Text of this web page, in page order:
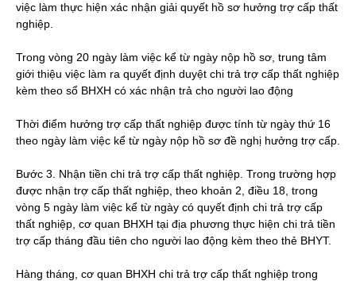
việc làm thực hiện xác nhận giải quyết hồ sơ hưởng trợ cấp thất
nghiệp.
Trong vòng 20 ngày làm việc kể từ ngày nộp hồ sơ, trung tâm
giới thiệu việc làm ra quyết định duyệt chi trả trợ cấp thất nghiệp
kèm theo sổ BHXH có xác nhận trả cho người lao động
Thời điểm hưởng trợ cấp thất nghiệp được tính từ ngày thứ 16
theo ngày làm việc kể từ ngày nộp hồ sơ đề nghị hưởng trợ cấp.
Bước 3. Nhận tiền chi trả trợ cấp thất nghiệp. Trong trường hợp
được nhận trợ cấp thất nghiệp, theo khoản 2, điều 18, trong
vòng 5 ngày làm việc kể từ ngày có quyết định chi trả trợ cấp
thất nghiệp, cơ quan BHXH tại địa phương thực hiện chi trả tiền
trợ cấp tháng đầu tiên cho người lao động kèm theo thẻ BHYT.
Hàng tháng, cơ quan BHXH chi trả trợ cấp thất nghiệp trong